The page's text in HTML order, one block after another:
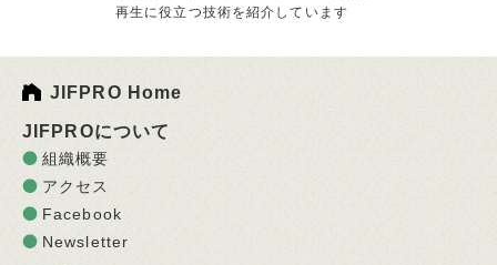
再生に役立つ技術を紹介しています
JIFPRO Home
JIFPROについて
組織概要
アクセス
Facebook
Newsletter